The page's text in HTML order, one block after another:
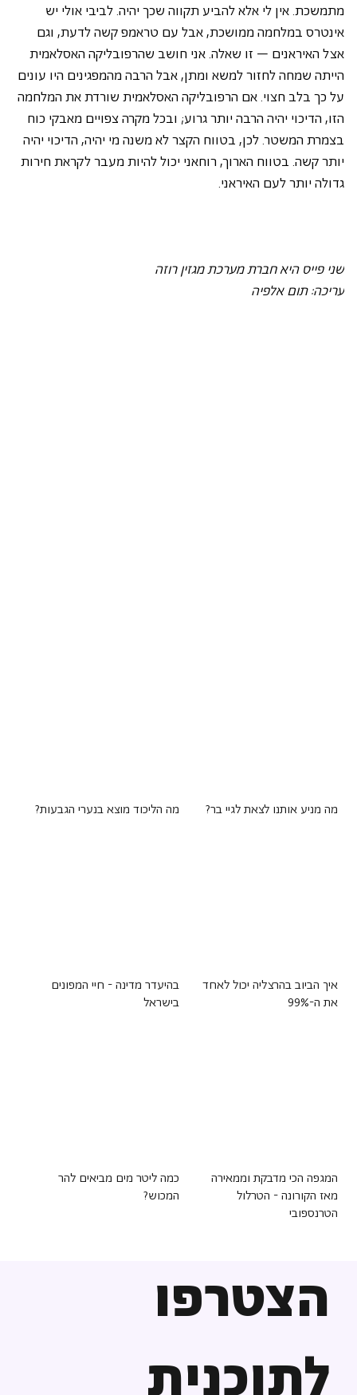
הצטרפו
מתמשכת. אין לי אלא להביע תקווה שכך יהיה. לביבי אולי יש
אינטרס במלחמה ממושכת, אבל עם טראמפ קשה לדעת, וגם
אצל האיראנים – זו שאלה. אני חושב שהרפובליקה האסלאמית
הייתה שמחה לחזור למשא ומתן, אבל הרבה מהמפגינים היו עונים
על כך בלב חצוי. אם הרפובליקה האסלאמית שורדת את המלחמה
הזו, הדיכוי יהיה הרבה יותר גרוע; ובכל מקרה צפויים מאבקי כוח
בצמרת המשטר. לכן, בטווח הקצר לא משנה מי יהיה, הדיכוי יהיה
יותר קשה. בטווח הארוך, רוחאני יכול להיות מעבר לקראת חירות
גדולה יותר לעם האיראני.
שני פייס היא חברת מערכת מגזין רוזה
עריכה: תום אלפיה
מה מניע אותנו לצאת לגיי בר? מה הליכוד מוצא בנערי הגבעות?
איך הביוב בהרצליה יכול לאחד
את ה-99%
בהיעדר מדינה - חיי המפונים
בישראל
המגפה הכי מדבקת וממאירה
מאז הקורונה - הטרלול
הטרנספובי
כמה ליטר מים מביאים להר
המכוש?